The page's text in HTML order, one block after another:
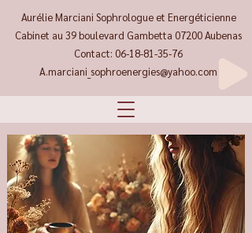
Aurélie Marciani Sophrologue et Energéticienne
Cabinet au 39 boulevard Gambetta 07200 Aubenas
Contact: 06-18-81-35-76
A.marciani_sophroenergies@yahoo.com